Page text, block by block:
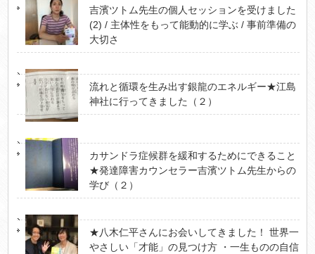
吉濱ツトム先生の個人セッションを受けました
(2) / 主体性をもって能動的に学ぶ / 事前準備の
大切さ
流れと循環を生み出す銀龍のエネルギー★江島
神社に行ってきました（２）
カサンドラ症候群を緩和するためにできること
★発達障害カウンセラー吉濱ツトム先生からの
学び（２）
★八木仁平さんにお会いしてきました！ 世界一
やさしい「才能」の見つけ方 ・一生ものの自信